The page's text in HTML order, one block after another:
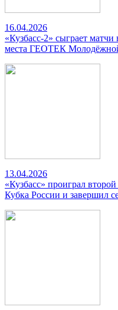
16.04.2026
«Кузбасс-2» сыграет
места ГЕОТЕК
13.04.2026
«Кузбасс» проиграл
Кубка России и завершил